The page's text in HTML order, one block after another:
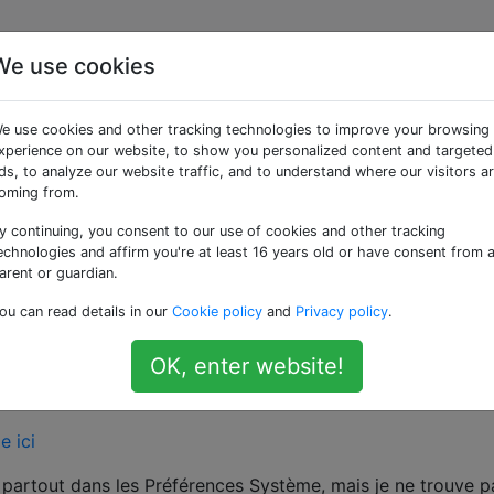
des messages texte
depuis mon Mac?
Mac, après avoir été impressionné par mon iPhone 7
iPhone, je peux envoyer à la fois des iMessages et des
"Envoyer par SMS" dans les paramètres.
fonctionne très bien, sauf lorsque je veux envoyer un
(la plupart de mes amis sont sur Android). Lorsque
celle ci-dessous:
dans les Préférences Système, mais je ne trouve
use cookies
use cookies and other tracking technologies to improve your browsing
on our website, to show you personalized content and targeted
to analyze our website traffic, and to understand where our visitors
from.
continuing, you consent to our use of cookies and other tracking
and affirm you're at least 16 years old or have consent from a
or guardian.
can read details in our Cookie policy and Privacy policy.
OK, enter website!